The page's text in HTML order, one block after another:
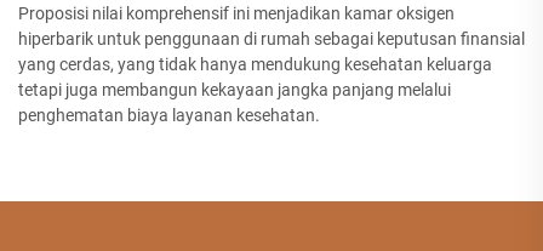
Proposisi nilai komprehensif ini menjadikan kamar oksigen
hiperbarik untuk penggunaan di rumah sebagai keputusan finansial
yang cerdas, yang tidak hanya mendukung kesehatan keluarga
tetapi juga membangun kekayaan jangka panjang melalui
penghematan biaya layanan kesehatan.